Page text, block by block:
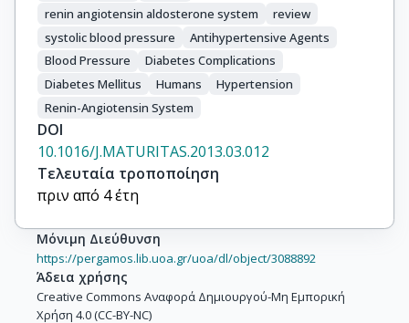
renin angiotensin aldosterone system
review
systolic blood pressure
Antihypertensive Agents
Blood Pressure
Diabetes Complications
Diabetes Mellitus
Humans
Hypertension
Renin-Angiotensin System
DOI
10.1016/J.MATURITAS.2013.03.012
Τελευταία τροποποίηση
πριν από 4 έτη
Μόνιμη Διεύθυνση
https://pergamos.lib.uoa.gr/uoa/dl/object/3088892
Άδεια χρήσης
Creative Commons Αναφορά Δημιουργού-Μη Εμπορική
Χρήση 4.0 (CC-BY-NC)